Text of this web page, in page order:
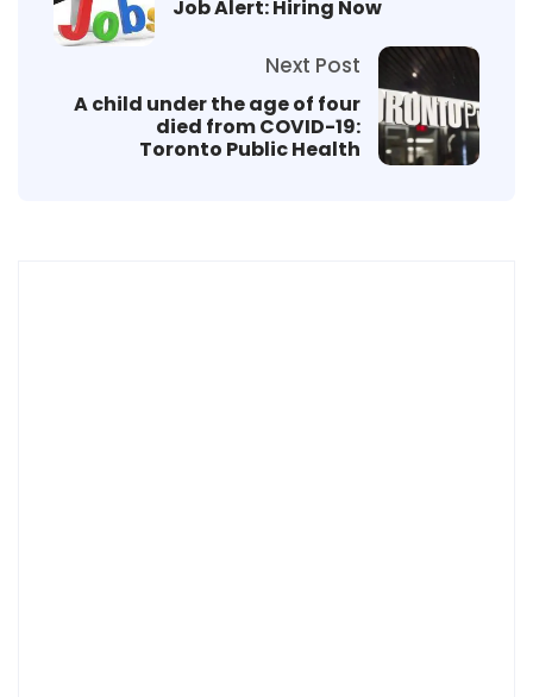
Job Alert: Hiring Now
Next Post
A child under the age of four
died from COVID-19:
Toronto Public Health